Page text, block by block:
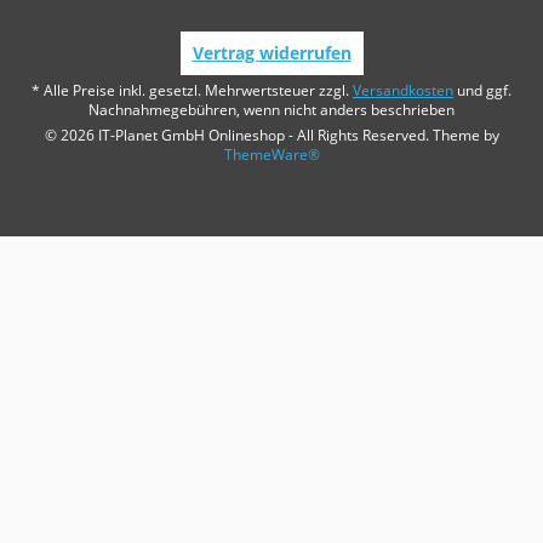
Vertrag widerrufen
* Alle Preise inkl. gesetzl. Mehrwertsteuer zzgl.Versandkosten und ggf.
Nachnahmegebühren, wenn nicht anders beschrieben
© 2026 IT-Planet GmbH Onlineshop - All Rights Reserved. Theme by
ThemeWare®